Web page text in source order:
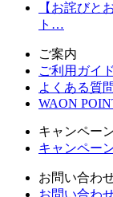
【お詫びと
ト…
ご案内
ご利用ガイド
よくある質問
WAON
キャンペー
キャンペー
お問い合わ
お問い合わ